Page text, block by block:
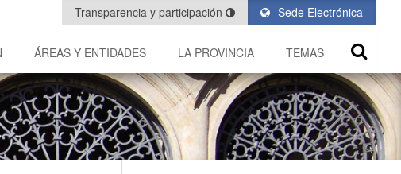
Sede Electrónica
Transparencia y participación
ÁREAS Y ENTIDADES LA PROVINCIA TEMAS